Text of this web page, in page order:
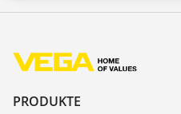
PRODUKTE